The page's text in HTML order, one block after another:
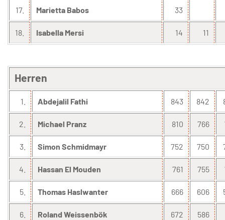
17. Marietta Babos 33
18. Isabella Mersi 14 11
Herren
1. Abdejalil Fathi 843 842
2. Michael Pranz 810 766
3. Simon Schmidmayr 752 750
4. Hassan El Mouden 761 755
5. Thomas Haslwanter 666 606
6. Roland Weissenbök 672 586